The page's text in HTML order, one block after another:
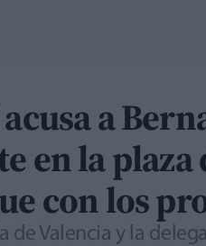
a
en la plaza
con los
de Valencia y la